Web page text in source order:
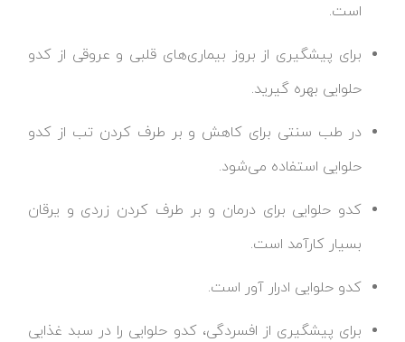
است.
برای پیشگیری از بروز بیماری‌های قلبی و عروقی از کدو
حلوایی بهره گیرید.
در طب سنتی برای کاهش و بر طرف کردن تب از کدو
حلوایی استفاده می‌شود.
کدو حلوایی برای درمان و بر طرف کردن زردی و یرقان
بسیار کارآمد است.
کدو حلوایی ادرار آور است.
برای پیشگیری از افسردگی، کدو حلوایی را در سبد غذایی